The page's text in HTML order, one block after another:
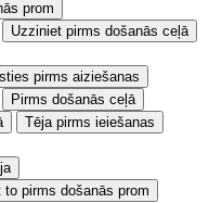
prom
Uzziniet pirms došanās ceļā
pirms aiziešanas
Pirms došanās ceļā
Tēja pirms ieiešanas
to pirms došanās prom